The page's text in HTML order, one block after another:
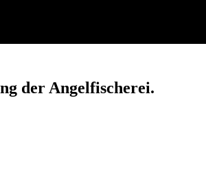
der Angelfischerei.